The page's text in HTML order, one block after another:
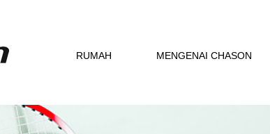
RUMAH MENGENAI CHASON